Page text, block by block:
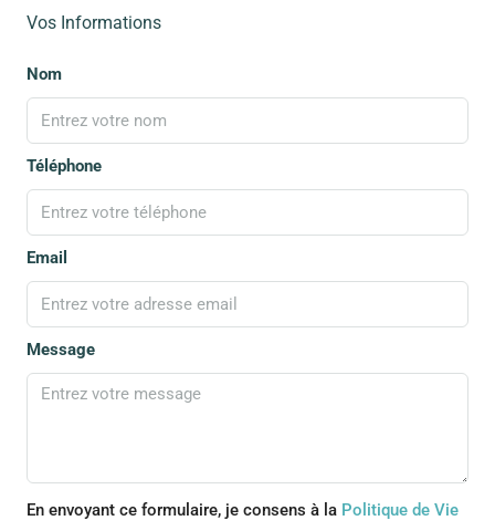
Vos Informations
Nom
Téléphone
Email
Message
En envoyant ce formulaire, je consens à la Politique de Vie